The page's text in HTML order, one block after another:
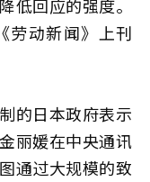
低回应的强度。
劳动新闻》上刊
的日本政府表示
丽媛在中央通讯
通过大规模的致